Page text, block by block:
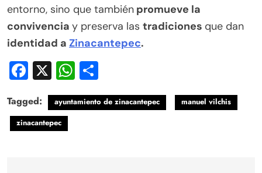
entorno, sino que también promueve la
convivencia y preserva las tradiciones que dan
identidad a Zinacantepec.
Facebook
X WhatsApp
Tagged: ayuntamiento de zinacantepec
manuel vilchis
zinacantepec